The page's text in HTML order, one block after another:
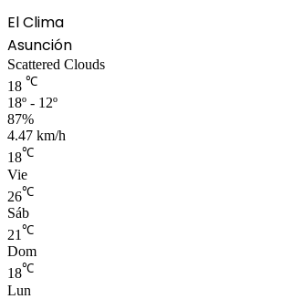
El Clima
Asunción
Scattered Clouds
18 ℃
18º - 12º
87%
4.47 km/h
18℃
Vie
26℃
Sáb
21 ℃
Dom
18℃
Lun